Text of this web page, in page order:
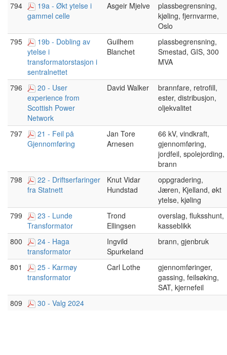
794
19a - Økt ytelse i
gammel celle
Asgeir Mjelve
plassbegrensning,
kjøling, fjernvarme,
Oslo
795
19b - Dobling av
ytelse i
transformatorstasjon i
sentralnettet
Guilhem
Blanchet
plassbegrensning,
Smestad, GIS, 300
MVA
796
20 - User
experience from
Scottish Power
Network
David Walker
brannfare, retrofill,
ester, distribusjon,
oljekvalitet
797
21 - Feil på
Gjennomføring
Jan Tore
Arnesen
66 kV, vindkraft,
gjennomføring,
jordfeil, spolejording,
brann
798
22 - Driftserfaringer
fra Statnett
Knut Vidar
Hundstad
oppgradering,
Jæren, Kjelland, økt
ytelse, kjøling
799
23 - Lunde
Transformator
Trond
Ellingsen
overslag, fluksshunt,
kasseblikk
800
24 - Haga
transformator
Ingvild
Spurkeland
brann, gjenbruk
801
25 - Karmøy
transformator
Carl Lothe
gjennomføringer,
gassing, feilsøking,
SAT, kjernefeil
809
30 - Valg 2024